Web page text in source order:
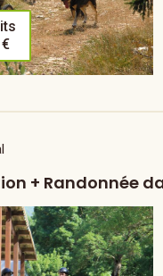
+ Randonnée